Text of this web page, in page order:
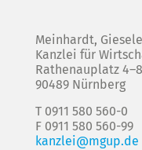
Meinhardt,
Kanzlei für
Rathenauplatz 4–8
90489 Nürnberg
T 0911 580 560-0
F 0911 580 560-99
kanzlei@mgup.de